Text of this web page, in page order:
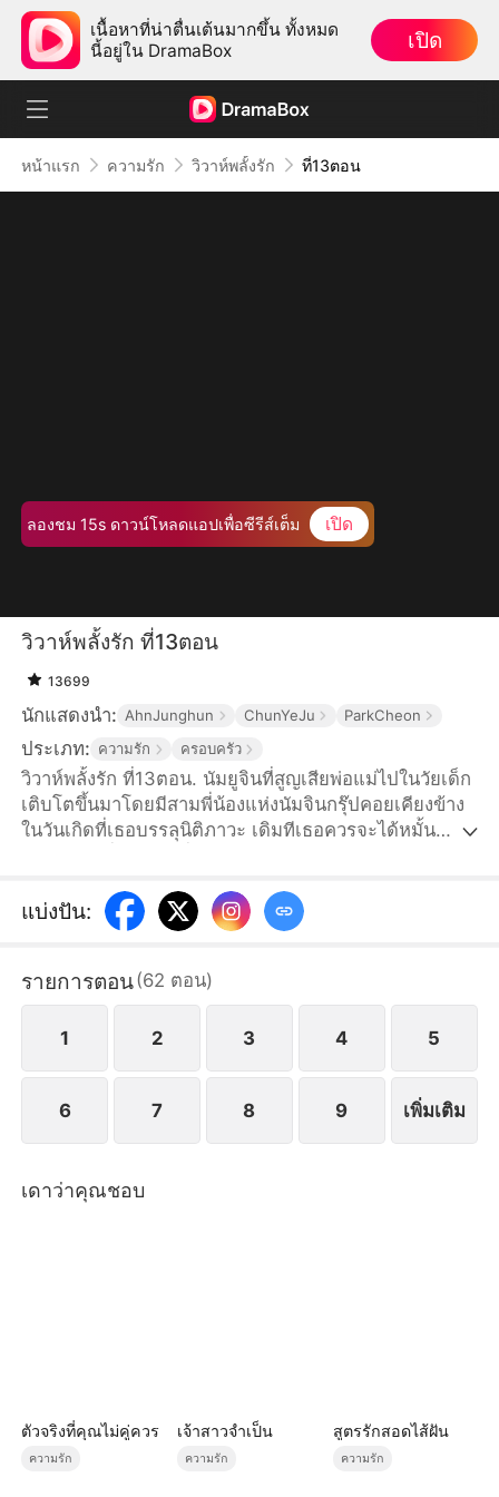
เนื้อหาที่น่าตื่นเต้นมากขึ้น ทั้งหมด
นี้อยู่ใน DramaBox
เปิด
หน้าแรก ความรัก วิวาห์พลั้งรัก ที่13ตอน
ลองชม 15s ดาวน์โหลดแอปเพื่อซีรีส์เต็ม เปิด
วิวาห์พลั้งรัก ที่13ตอน
13699
นักแสดงนำ: AhnJunghun ChunYeJu ParkCheon
ประเภท: ความรัก ครอบครัว
วิวาห์พลั้งรัก ที่13ตอน. นัมยูจินที่สูญเสียพ่อแม่ไปในวัยเด็ก
เติบโตขึ้นมาโดยมีสามพี่น้องแห่งนัมจินกรุ๊ปคอยเคียงข้าง
ในวันเกิดที่เธอบรรลุนิติภาวะ เดิมทีเธอควรจะได้หมั้น
ทำให้ยูจินค่อยๆ ถูกพี่ชายทั้งสามตีตัวออกห่างด้วยหัวใจที่
แหลกสลาย เธอจึงตัดสินใจแต่งงานแบบปุบปับกับฮาจีฮุน
ชายทั้งสามคิดว่ายูจินใช้คำโกหกเพื่อเรียกร้องความสนใจ
จนกระทั่งเธอจากไปตลอดกาล
แบ่งปัน:
รายการตอน(62 ตอน)
1 2 3 4 5
6 7 8 9 เพิ่มเติม
เดาว่าคุณชอบ
ตัวจริงที่คุณไม่คู่ควร
ความรัก
เจ้าสาวจำเป็น
ความรัก
สูตรรักสอดไส้ฝัน
ความรัก